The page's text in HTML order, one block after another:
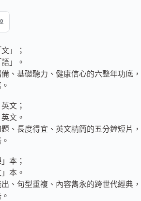
」；
」。
、基礎聽力、健康信心的六整年功底，
文；
文。
、長度得宜、英文精簡的五分鐘短片，
本；
本。
、句型重複、內容雋永的跨世代經典，